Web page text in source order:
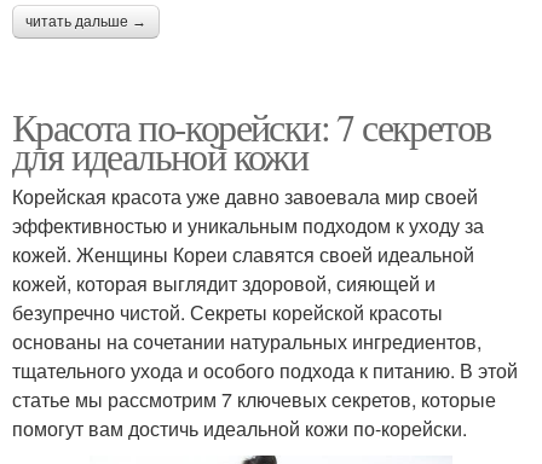
читать дальше →
Красота по-корейски: 7 секретов
для идеальной кожи
Корейская красота уже давно завоевала мир своей
эффективностью и уникальным подходом к уходу за
кожей. Женщины Кореи славятся своей идеальной
кожей, которая выглядит здоровой, сияющей и
безупречно чистой. Секреты корейской красоты
основаны на сочетании натуральных ингредиентов,
тщательного ухода и особого подхода к питанию. В этой
статье мы рассмотрим 7 ключевых секретов, которые
помогут вам достичь идеальной кожи по-корейски.